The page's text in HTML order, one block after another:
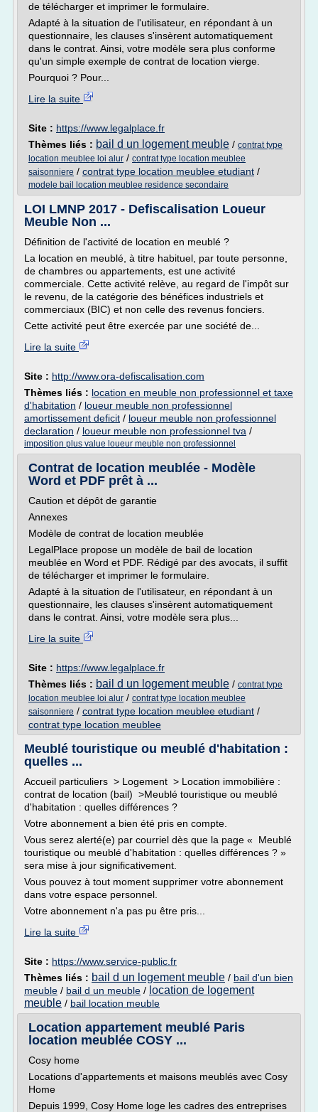
de télécharger et imprimer le formulaire.
Adapté à la situation de l'utilisateur, en répondant à un
questionnaire, les clauses s'insèrent automatiquement
dans le contrat. Ainsi, votre modèle sera plus conforme
qu'un simple exemple de contrat de location vierge.
Pourquoi ? Pour...
Lire la suite
Site : https://www.legalplace.fr
Thèmes liés : bail d un logement meuble / contrat type
location meublee loi alur / contrat type location meublee
saisonniere / contrat type location meublee etudiant /
modele bail location meublee residence secondaire
LOI LMNP 2017 - Defiscalisation Loueur
Meuble Non ...
Définition de l'activité de location en meublé ?
La location en meublé, à titre habituel, par toute personne,
de chambres ou appartements, est une activité
commerciale. Cette activité relève, au regard de l'impôt sur
le revenu, de la catégorie des bénéfices industriels et
commerciaux (BIC) et non celle des revenus fonciers.
Cette activité peut être exercée par une société de...
Lire la suite
Site : http://www.ora-defiscalisation.com
Thèmes liés : location en meuble non professionnel et taxe
d'habitation / loueur meuble non professionnel
amortissement deficit / loueur meuble non professionnel
declaration / loueur meuble non professionnel tva /
imposition plus value loueur meuble non professionnel
Contrat de location meublée - Modèle
Word et PDF prêt à ...
Caution et dépôt de garantie
Annexes
Modèle de contrat de location meublée
LegalPlace propose un modèle de bail de location
meublée en Word et PDF. Rédigé par des avocats, il suffit
de télécharger et imprimer le formulaire.
Adapté à la situation de l'utilisateur, en répondant à un
questionnaire, les clauses s'insèrent automatiquement
dans le contrat. Ainsi, votre modèle sera plus...
Lire la suite
Site : https://www.legalplace.fr
Thèmes liés : bail d un logement meuble / contrat type
location meublee loi alur / contrat type location meublee
saisonniere / contrat type location meublee etudiant /
contrat type location meublee
Meublé touristique ou meublé d'habitation :
quelles ...
Accueil particuliers > Logement > Location immobilière :
contrat de location (bail) >Meublé touristique ou meublé
d'habitation : quelles différences ?
Votre abonnement a bien été pris en compte.
Vous serez alerté(e) par courriel dès que la page « Meublé
touristique ou meublé d'habitation : quelles différences ? »
sera mise à jour significativement.
Vous pouvez à tout moment supprimer votre abonnement
dans votre espace personnel.
Votre abonnement n'a pas pu être pris...
Lire la suite
Site : https://www.service-public.fr
Thèmes liés : bail d un logement meuble / bail d'un bien
meuble / bail d un meuble / location de logement
meuble / bail location meuble
Location appartement meublé Paris
location meublée COSY ...
Cosy home
Locations d'appartements et maisons meublés avec Cosy
Home
Depuis 1999, Cosy Home loge les cadres des entreprises